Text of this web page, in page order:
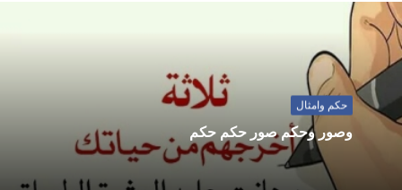
حكم وامثال
وصور وحكم صور حكم حكم